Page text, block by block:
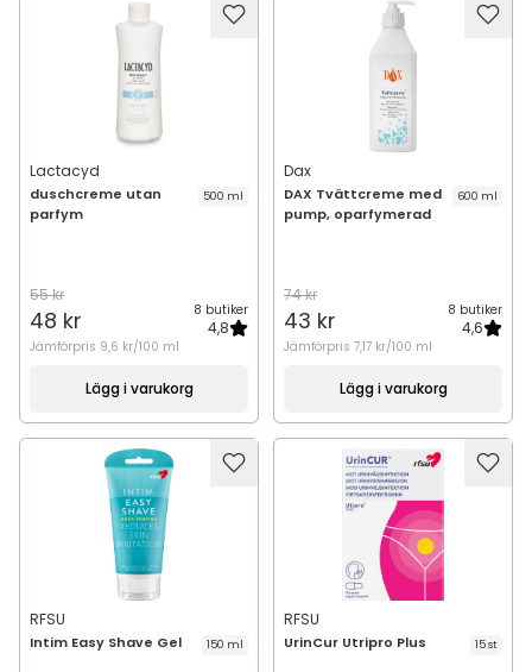
Lactacyd
duschcreme utan
parfym
500 ml
55 kr
48 kr 8 butiker
4,8
Jämförpris 9,6 kr/100 ml
Lägg i varukorg
Dax
DAX Tvättcreme med
pump, oparfymerad
600 ml
74 kr
43 kr 8 butiker
4,6
Jämförpris 7,17 kr/100 ml
Lägg i varukorg
RFSU
Intim Easy Shave Gel 150 ml
RFSU
UrinCur Utripro Plus 15 st